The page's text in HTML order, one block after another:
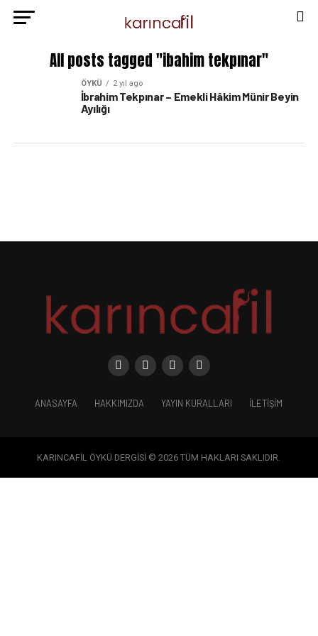
All posts tagged "ibahim tekpınar"
ÖYKÜ 2 yıl ago
İbrahim Tekpınar – Emekli Hâkim Münir Beyin
Ayılığı
ANASAYFA HAKKIMIZDA YAYIN KURALLARI İLETIŞIM
KARINCAFİL ÖYKÜ DERGİSİ © 2026 TÜM HAKLARI SAKLIDIR.